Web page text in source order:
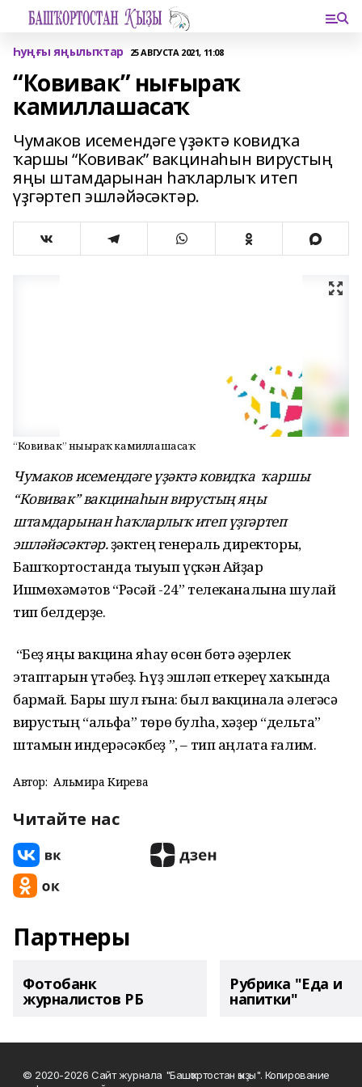
Һуңғы яңылыҡтар 25 АВГУСТА 2021, 11:08
“Ковивак” нығыраҡ
камиллашасаҡ
Чумаков исемендәге үҙәктә ковидҡа
ҡаршы “Ковивак” вакцинаһын вирустың
яңы штамдарынан һаҡларлыҡ итеп
үҙгәртеп эшләйәсәктәр.
“Ковивак” нығыраҡ камиллашасаҡ
Чумаков исемендәге үҙәктә ковидҡа ҡаршы
“Ковивак” вакцинаһын вирустың яңы
штамдарынан һаҡларлыҡ итеп үҙгәртеп
эшләйәсәктәр.Үҙәктең генераль директоры,
Башҡортостанда тыуып үҫкән Айҙар
Ишмөхәмәтов “Рәсәй -24” телеканалына шулай
тип белдерҙе.
“Беҙ яңы вакцина яһау өсөн бөтә әҙерлек
этаптарын үтәбеҙ. Һүҙ эшләп еткереү хаҡында
бармай. Бары шул ғына: был вакцинала әлегәсә
вирустың “альфа” төрө булһа, хәҙер “дельта”
штамын индерәсәкбеҙ ”, – тип аңлата ғалим.
Автор: Альмира Кирәева
Читайте нас
Партнеры
Фотобанк
журналистов РБ
Рубрика "Еда и
напитки"
© 2020-2026 Сайт журнала "Башҡортостан ҡыҙы". Копирование